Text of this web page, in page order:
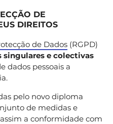
DE
DIREITOS
de Dados (RGPD)
singulares e colectivas
dados pessoais a
pelo novo diploma
de medidas e
a conformidade com